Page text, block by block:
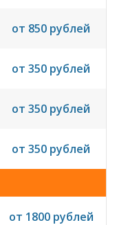
от 850 рублей
от 350 рублей
от 350 рублей
от 350 рублей
от 1800 рублей